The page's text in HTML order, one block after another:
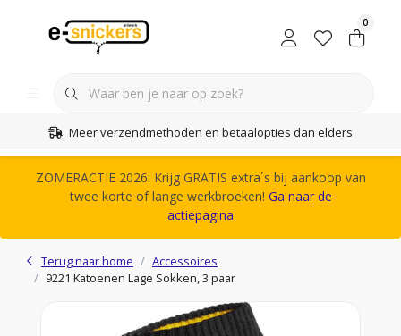
0
Meer verzendmethoden en betaalopties dan elders
ZOMERACTIE 2026: Krijg GRATIS extra´s bij aankoop van
twee korte of lange werkbroeken! Ga naar de
actiepagina
Terug naar home
Accessoires
9221 Katoenen Lage Sokken, 3 paar